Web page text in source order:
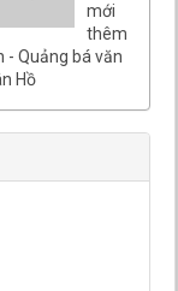
mới
thêm
- Quảng bá văn
Hồ